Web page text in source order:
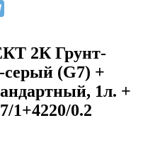
2К Грунт-
серый (G7) +
1л. +
1+4220/0.2